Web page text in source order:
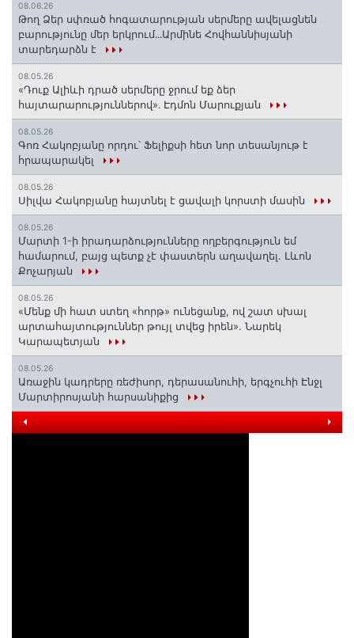
08.06.26
Թող Ձեր սփռած հոգատարության սերմերը ավելացնեն
բարությունը մեր երկրում․․․Արմինե Հովհաննիսյանի
տարեդարձն է
08.05.26
«Դուք Ալիևի դրած սերմերը ջրում եք ձեր
հայտարարություններով»․ Էդմոն Մարուքյան
08.05.26
Գոռ Հակոբյանը որդու՝ Ֆելիքսի հետ նոր տեսանյութ է
հրապարակել
08.05.26
Սիլվա Հակոբյանը հայտնել է ցավալի կորստի մասին
08.05.26
Մարտի 1-ի իրադարձությունները ողբերգություն եմ
համարում, բայց պետք չէ փաստերն աղավաղել. Լևոն
Քոչարյան
08.05.26
«Մենք մի հատ ստեղ «հորթ» ունեցանք, ով շատ սխալ
արտահայտություններ թույլ տվեց իրեն». Նարեկ
Կարապետյան
08.05.26
Առաջին կադրերը ռեժիսոր, դերասանուհի, երգչուհի Էնջլ
Մարտիրոսյանի հարսանիքից